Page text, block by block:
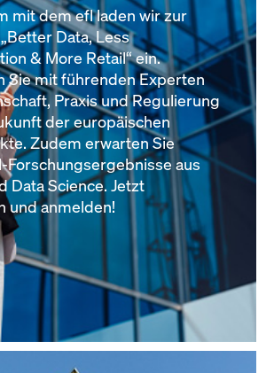
mit dem efl laden wir zur
Data, Less
& More Retail“ ein.
Sie mit führenden Experten
Praxis und Regulierung
der europäischen
Zudem erwarten Sie
Forschungsergebnisse aus
Data Science. Jetzt
und anmelden!